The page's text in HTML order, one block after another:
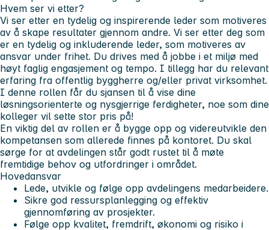
Hvem ser vi etter?
Vi ser etter en tydelig og inspirerende leder som motiveres
av å skape resultater gjennom andre. Vi ser etter deg som
er en tydelig og inkluderende leder, som motiveres av
ansvar under frihet. Du drives med å jobbe i et miljø med
høyt faglig engasjement og tempo. I tillegg har du relevant
erfaring fra offentlig byggherre og/eller privat virksomhet.
I denne rollen får du sjansen til å vise dine
løsningsorienterte og nysgjerrige ferdigheter, noe som dine
kolleger vil sette stor pris på!
En viktig del av rollen er å bygge opp og videreutvikle den
kompetansen som allerede finnes på kontoret. Du skal
sørge for at avdelingen står godt rustet til å møte
fremtidige behov og utfordringer i området.
Hovedansvar
Lede, utvikle og følge opp avdelingens medarbeidere.
Sikre god ressursplanlegging og effektiv
gjennomføring av prosjekter.
Følge opp kvalitet, fremdrift, økonomi og risiko i